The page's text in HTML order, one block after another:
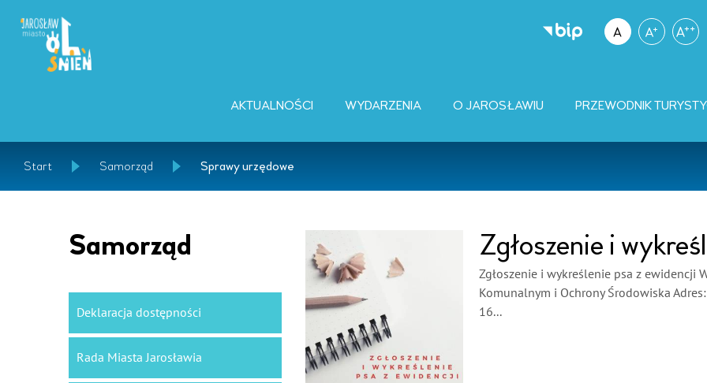
AKTUALNOŚCI WYDARZENIA O JAROSŁAWIU PRZEWODNIK
Start Samorząd Sprawy urzędowe
Zgłoszenie i
Zgłoszenie i wykreślenie psa z ewidencji
Komunalnym i Ochrony Środowiska
16...
Samorząd
Deklaracja dostępności
Rada Miasta Jarosławia